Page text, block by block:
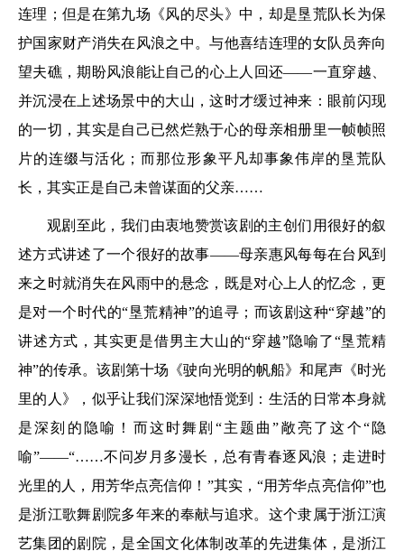
连理；但是在第九场《风的尽头》中，却是垦荒队长为保
护国家财产消失在风浪之中。与他喜结连理的女队员奔向
望夫礁，期盼风浪能让自己的心上人回还——一直穿越、
并沉浸在上述场景中的大山，这时才缓过神来：眼前闪现
的一切，其实是自己已然烂熟于心的母亲相册里一帧帧照
片的连缀与活化；而那位形象平凡却事象伟岸的垦荒队
长，其实正是自己未曾谋面的父亲……
观剧至此，我们由衷地赞赏该剧的主创们用很好的叙
述方式讲述了一个很好的故事——母亲惠风每每在台风到
来之时就消失在风雨中的悬念，既是对心上人的忆念，更
是对一个时代的“垦荒精神”的追寻；而该剧这种“穿越”的
讲述方式，其实更是借男主大山的“穿越”隐喻了“垦荒精
神”的传承。该剧第十场《驶向光明的帆船》和尾声《时光
里的人》，似乎让我们深深地悟觉到：生活的日常本身就
是深刻的隐喻！而这时舞剧“主题曲”敞亮了这个“隐
喻”——“……不问岁月多漫长，总有青春逐风浪；走进时
光里的人，用芳华点亮信仰！”其实，“用芳华点亮信仰”也
是浙江歌舞剧院多年来的奉献与追求。这个隶属于浙江演
艺集团的剧院，是全国文化体制改革的先进集体，是浙江